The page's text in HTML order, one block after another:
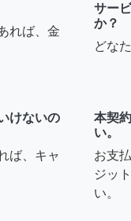
れば、金
サー
か？
どな
けないの
ば、キャ
本契
い。
お支
ジッ
い。